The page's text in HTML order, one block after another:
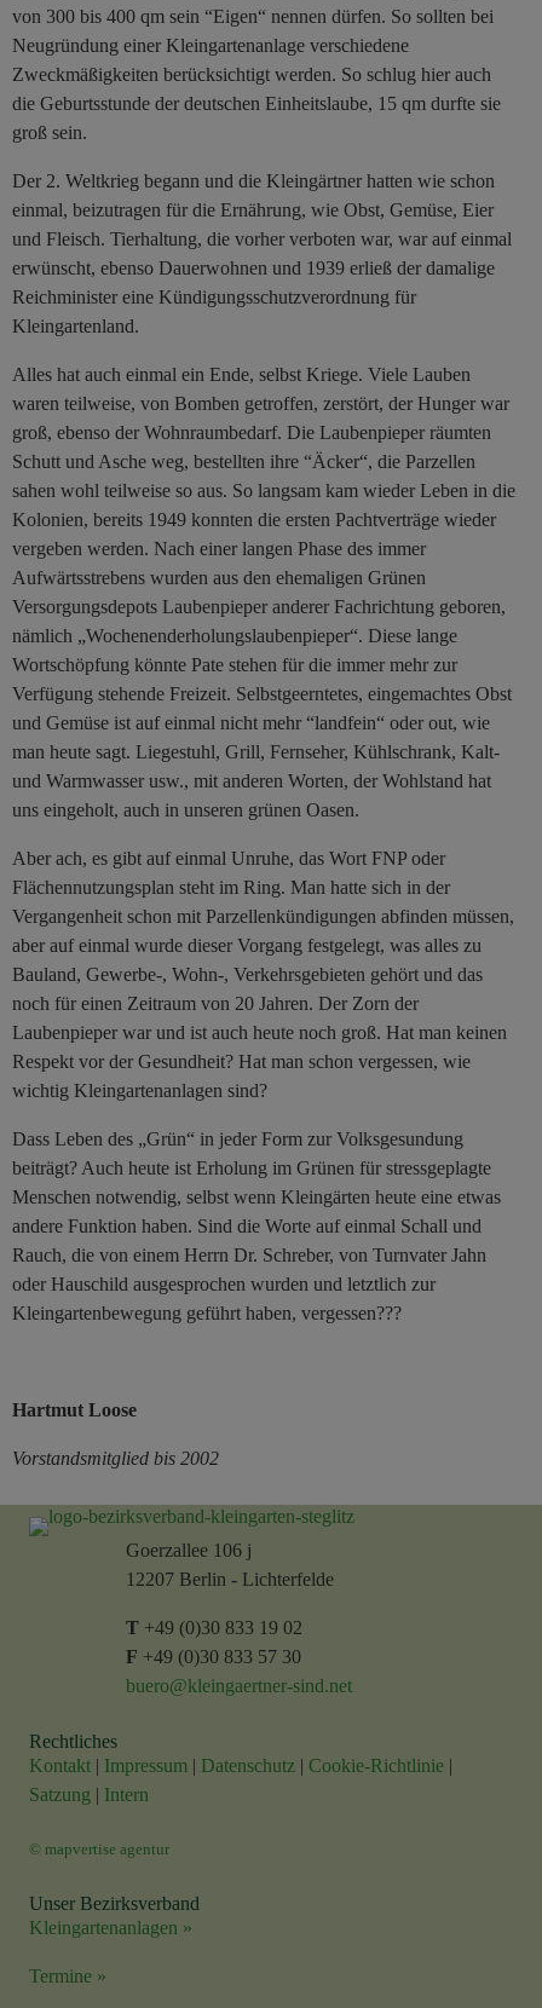
von 300 bis 400 qm sein “Eigen“ nennen dürfen. So sollten bei
Neugründung einer Kleingartenanlage verschiedene
Zweckmäßigkeiten berücksichtigt werden. So schlug hier auch
die Geburtsstunde der deutschen Einheitslaube, 15 qm durfte sie
groß sein.
Der 2. Weltkrieg begann und die Kleingärtner hatten wie schon
einmal, beizutragen für die Ernährung, wie Obst, Gemüse, Eier
und Fleisch. Tierhaltung, die vorher verboten war, war auf einmal
erwünscht, ebenso Dauerwohnen und 1939 erließ der damalige
Reichminister eine Kündigungsschutzverordnung für
Kleingartenland.
Alles hat auch einmal ein Ende, selbst Kriege. Viele Lauben
waren teilweise, von Bomben getroffen, zerstört, der Hunger war
groß, ebenso der Wohnraumbedarf. Die Laubenpieper räumten
Schutt und Asche weg, bestellten ihre “Äcker“, die Parzellen
sahen wohl teilweise so aus. So langsam kam wieder Leben in die
Kolonien, bereits 1949 konnten die ersten Pachtverträge wieder
vergeben werden. Nach einer langen Phase des immer
Aufwärtsstrebens wurden aus den ehemaligen Grünen
Versorgungsdepots Laubenpieper anderer Fachrichtung geboren,
nämlich „Wochenenderholungslaubenpieper“. Diese lange
Wortschöpfung könnte Pate stehen für die immer mehr zur
Verfügung stehende Freizeit. Selbstgeerntetes, eingemachtes Obst
und Gemüse ist auf einmal nicht mehr “landfein“ oder out, wie
man heute sagt. Liegestuhl, Grill, Fernseher, Kühlschrank, Kalt-
und Warmwasser usw., mit anderen Worten, der Wohlstand hat
uns eingeholt, auch in unseren grünen Oasen.
Aber ach, es gibt auf einmal Unruhe, das Wort FNP oder
Flächennutzungsplan steht im Ring. Man hatte sich in der
Vergangenheit schon mit Parzellenkündigungen abfinden müssen,
aber auf einmal wurde dieser Vorgang festgelegt, was alles zu
Bauland, Gewerbe-, Wohn-, Verkehrsgebieten gehört und das
noch für einen Zeitraum von 20 Jahren. Der Zorn der
Laubenpieper war und ist auch heute noch groß. Hat man keinen
Respekt vor der Gesundheit? Hat man schon vergessen, wie
wichtig Kleingartenanlagen sind?
Dass Leben des „Grün“ in jeder Form zur Volksgesundung
beiträgt? Auch heute ist Erholung im Grünen für stressgeplagte
Menschen notwendig, selbst wenn Kleingärten heute eine etwas
andere Funktion haben. Sind die Worte auf einmal Schall und
Rauch, die von einem Herrn Dr. Schreber, von Turnvater Jahn
oder Hauschild ausgesprochen wurden und letztlich zur
Kleingartenbewegung geführt haben, vergessen???
Hartmut Loose
Vorstandsmitglied bis 2002
Goerzallee 106 j
12207 Berlin - Lichterfelde
T +49 (0)30 833 19 02
F +49 (0)30 833 57 30
buero@kleingaertner-sind.net
Rechtliches
Kontakt | Impressum | Datenschutz | Cookie-Richtlinie |
Satzung | Intern
© mapvertise agentur
Unser Bezirksverband
Kleingartenanlagen »
Termine »